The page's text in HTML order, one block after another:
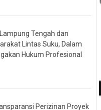
Tengah dan
Lintas Suku, Dalam
Hukum Profesional
Perizinan Proyek